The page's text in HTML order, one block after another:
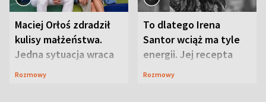
Maciej Orłoś zdradził
kulisy małżeństwa.
Jedna sytuacja wraca
jak bumerang
Rozmowy
To dlatego Irena
Santor wciąż ma tyle
energii. Jej recepta
jest zaskakująco
Rozmowy